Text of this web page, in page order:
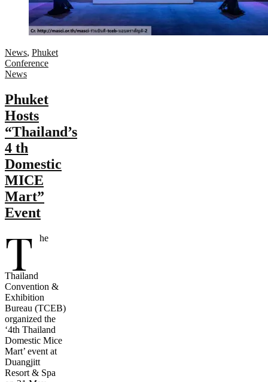
News, Phuket
Conference
News
Phuket
Hosts
“Thailand’s
4 th
Domestic
MICE
Mart”
Event
T he
Thailand
Convention &
Exhibition
Bureau (TCEB)
organized the
‘4th Thailand
Domestic Mice
Mart’ event at
Duangjitt
Resort & Spa